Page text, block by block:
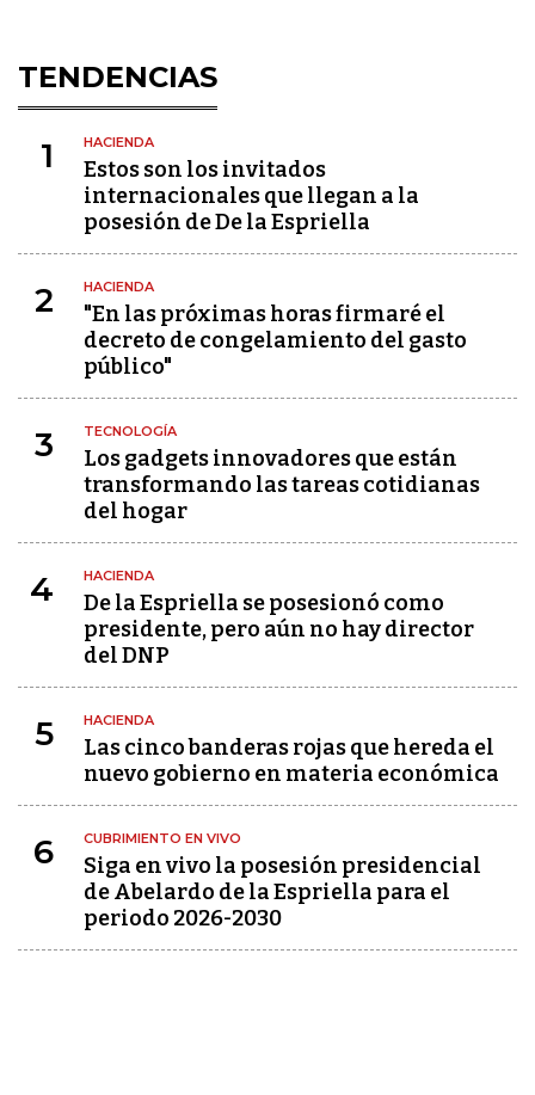
TENDENCIAS
1 HACIENDA
Estos son los invitados
internacionales que llegan a la
posesión de De la Espriella
2 HACIENDA
"En las próximas horas firmaré el
decreto de congelamiento del gasto
público"
3 TECNOLOGÍA
Los gadgets innovadores que están
transformando las tareas cotidianas
del hogar
4 HACIENDA
De la Espriella se posesionó como
presidente, pero aún no hay director
del DNP
5 HACIENDA
Las cinco banderas rojas que hereda el
nuevo gobierno en materia económica
6 CUBRIMIENTO EN VIVO
Siga en vivo la posesión presidencial
de Abelardo de la Espriella para el
periodo 2026-2030